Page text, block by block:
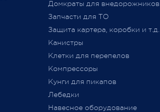
9 июля 2021
Домкраты для внедорожников
Запчасти для ТО
Защита картера, коробки и т.д.
Канистры
Клетки для перепелов
Компрессоры
Кунги для пикапов
Лебедки
Навесное оборудование